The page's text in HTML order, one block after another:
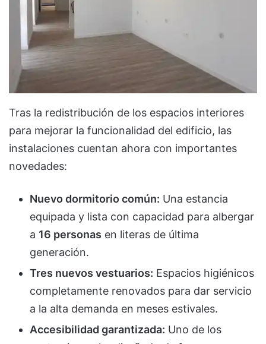
Tras la redistribución de los espacios interiores
para mejorar la funcionalidad del edificio, las
instalaciones cuentan ahora con importantes
novedades:
Nuevo dormitorio común: Una estancia
equipada y lista con capacidad para albergar
a 16 personas en literas de última
generación.
Tres nuevos vestuarios: Espacios higiénicos
completamente renovados para dar servicio
a la alta demanda en meses estivales.
Accesibilidad garantizada: Uno de los